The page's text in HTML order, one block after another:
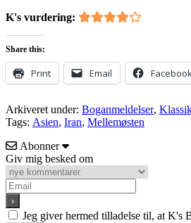
K's vurdering:
Share this:
Print Email
Arkiveret under: Boganmeldelser,
Tags: Asien, Iran, Mellemøsten
Abonner
Giv mig besked om
Jeg giver hermed tilladelse til, at K's